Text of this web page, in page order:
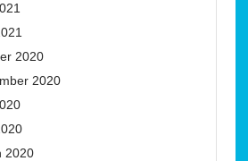
2020
2020
2020